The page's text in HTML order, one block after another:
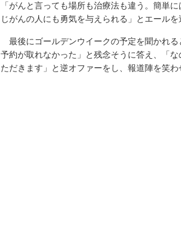
「がんと言っても場所も治療法も違う。簡単
じがんの人にも勇気を与えられる」とエールを
最後にゴールデンウイークの予定を聞かれ
予約が取れなかった」と残念そうに答え、「
ただきます」と逆オファーをし、報道陣を笑わ